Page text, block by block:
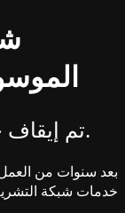
تم إيقاف خدمات شبكة التشريعات الليبية.
بعد سنوات من العمل
خدمات شبكة التشريعات